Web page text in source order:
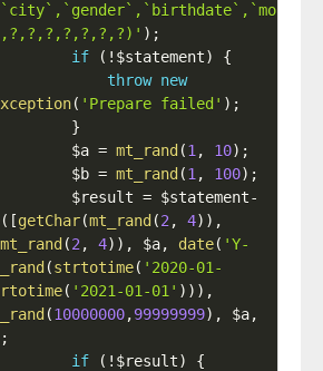
) ;
if
( ! $statement)
{
throw new
( 'Prepare failed' ) ;
}
$a = mt_rand (1 , 10) ;
$b = mt_rand (1 , 100) ;
$result = $statement-
( [getChar(mt_rand (2 , 4) ) ,
mt_rand (2 , 4) ) , $a, date( 'Y-
(strtotime( '2020-01-
( '2021-01-01' ) ) ) ,
(10000000,99999999) , $a,
;
if
( ! $result)
{